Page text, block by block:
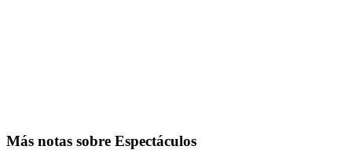
Más notas sobre Espectáculos